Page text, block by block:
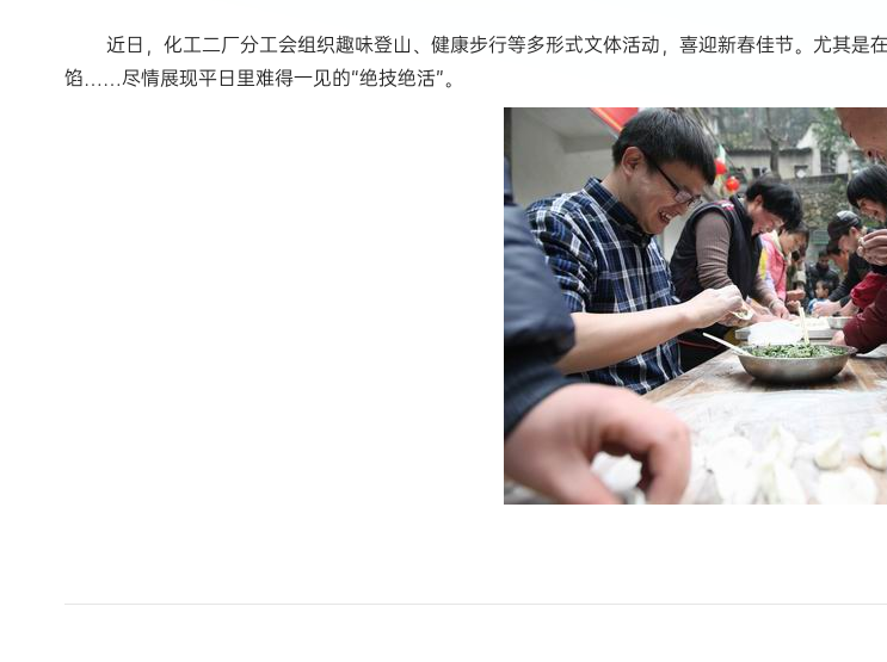
近日，化工二厂分工会组织趣味登山、健康步行等多形式文体活动，喜迎新春佳节。尤其是
馅……尽情展现平日里难得一见的“绝技绝活”。